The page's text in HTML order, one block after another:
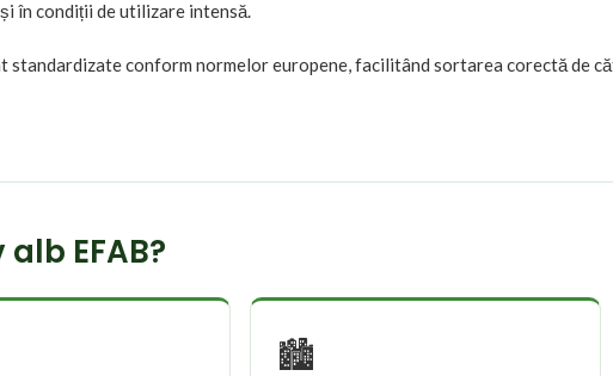
în condiții de utilizare intensă.
conform normelor europene, facilitând sortarea corectă de
EFAB?
🏙️